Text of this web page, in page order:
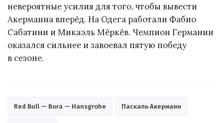
невероятные усилия для того, чтобы вывести
Акерманна вперёд. На Одега работали Фабио
Сабатини и Микаэль Мёркёв. Чемпион Германии
оказался сильнее и завоевал пятую победу
в сезоне.
Red Bull — Bora — Hansgrohe Паскаль Акерманн